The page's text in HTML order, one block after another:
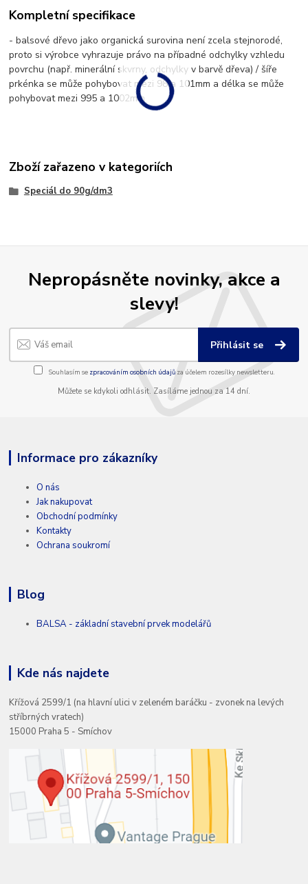
Kompletní specifikace
- balsové dřevo jako organická surovina není zcela stejnorodé,
proto si výrobce vyhrazuje právo na případné odchylky vzhledu
povrchu (např. minerální skvrny, odchylky v barvě dřeva) / šíře
prkénka se může pohybovat mezi 98 a 101mm a délka se může
pohybovat mezi 995 a 1002mm
Zboží zařazeno v kategoriích
Speciál do 90g/dm3
Nepropásněte novinky, akce a
slevy!
Přihlásit se
Souhlasím se zpracováním osobních údajůza účelem rozesílky newsletteru.
Můžete se kdykoli odhlásit. Zasíláme jednou za 14 dní.
Informace pro zákazníky
O nás
Jak nakupovat
Obchodní podmínky
Kontakty
Ochrana soukromí
Blog
BALSA - základní stavební prvek modelářů
Kde nás najdete
Křížová 2599/1 (na hlavní ulici v zeleném baráčku - zvonek na levých
stříbrných vratech)
15000 Praha 5 - Smíchov